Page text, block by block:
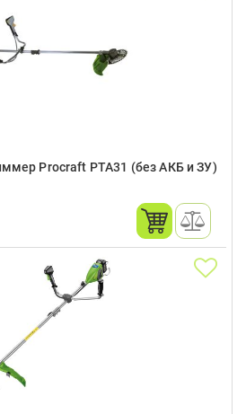
Procraft PTA31 (без АКБ и ЗУ)